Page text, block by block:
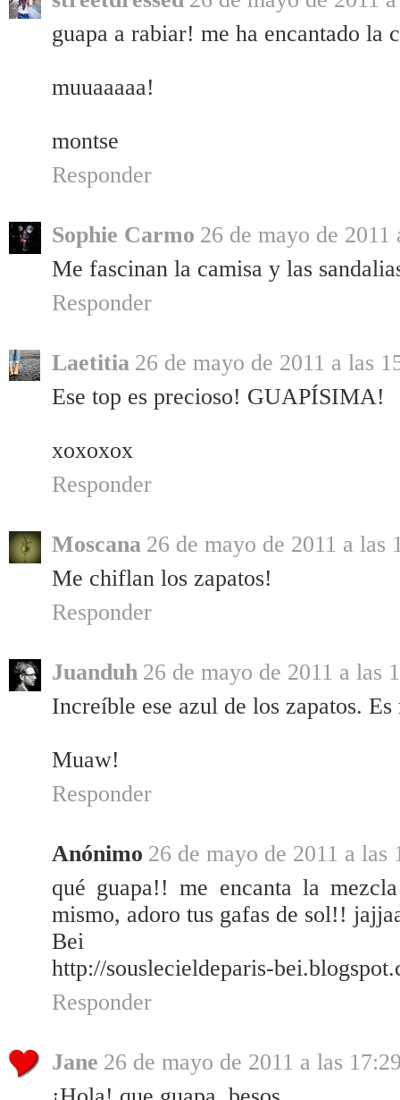
guapa a rabiar! me ha encantado la
muuaaaaa!
montse
Responder
Sophie Carmo 26 de mayo de 2011
Me fascinan la camisa y las
Responder
Laetitia 26 de mayo de 2011 a las
Ese top es precioso! GUAPÍSIMA!
xoxoxox
Responder
Moscana 26 de mayo de 2011 a las
Me chiflan los zapatos!
Responder
Juanduh 26 de mayo de 2011 a las
Increíble ese azul de los zapatos.
Muaw!
Responder
Anónimo 26 de mayo de 2011 a las
qué guapa!! me encanta la
mismo, adoro tus gafas de sol!!
Bei
http://souslecieldeparis-
Responder
Jane 26 de mayo de 2011 a las